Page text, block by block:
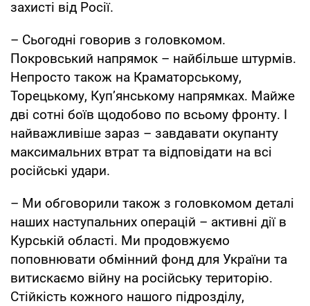
захисті від Росії.
– Сьогодні говорив з головкомом.
Покровський напрямок – найбільше штурмів.
Непросто також на Краматорському,
Торецькому, Купʼянському напрямках. Майже
дві сотні боїв щодобово по всьому фронту. І
найважливіше зараз – завдавати окупанту
максимальних втрат та відповідати на всі
російські удари.
– Ми обговорили також з головкомом деталі
наших наступальних операцій – активні дії в
Курській області. Ми продовжуємо
поповнювати обмінний фонд для України та
витискаємо війну на російську територію.
Стійкість кожного нашого підрозділу,